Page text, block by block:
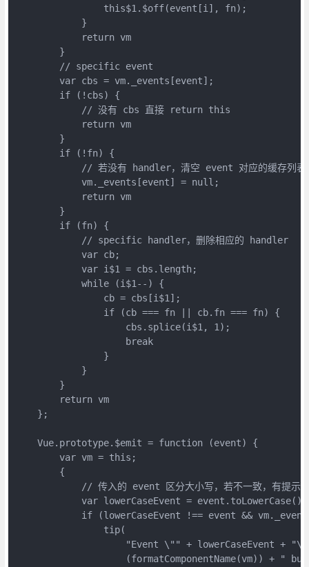
                this$1.$off(event[i], fn);
            }
            return vm
        }
        // specific event
        var cbs = vm._events[event];
        if (!cbs) {
            // 没有 cbs 直接 return this
            return vm
        }
        if (!fn) {
            // 若没有 handler，清空 event 对应的缓存列表
            vm._events[event] = null;
            return vm
        }
        if (fn) {
            // specific handler，删除相应的 handler
            var cb;
            var i$1 = cbs.length;
            while (i$1--) {
                cb = cbs[i$1];
                if (cb === fn || cb.fn === fn) {
                    cbs.splice(i$1, 1);
                    break
                }
            }
        }
        return vm
    };
    Vue.prototype.$emit = function (event) {
        var vm = this;
        {
            // 传入的 event 区分大小写，若不一致，有提示
            var lowerCaseEvent = event.toLowerCase();
if (lowerCaseEvent !== event &&
                tip(
"Event \"" + lowerCaseEvent +
(formatComponentName(vm)) + "